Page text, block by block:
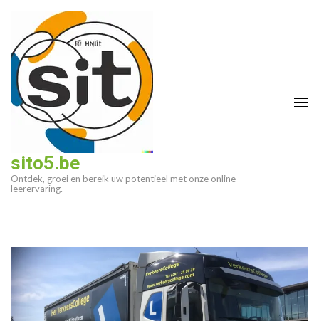
inhoud
(druk
enter)
sito5.be
Ontdek, groei en bereik uw potentieel met onze online
leerervaring.